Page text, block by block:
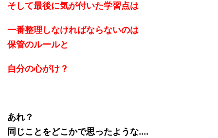
そして最後に気が付いた学習点は
一番整理しなければならないのは
保管のルールと
自分の心がけ？
あれ？
同じことをどこかで思ったような....